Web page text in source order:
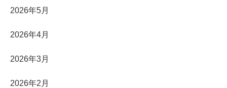
2026年5月
2026年4月
2026年3月
2026年2月